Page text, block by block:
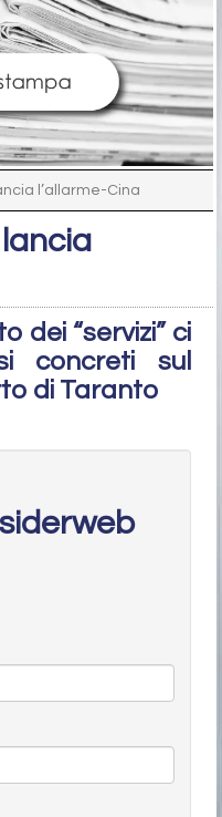
l’allarme-Cina
lancia
dei “servizi” ci
concreti sul
di Taranto